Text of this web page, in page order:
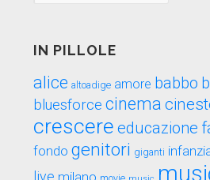
IN PILLOLE
alice altoadige amore babbo
bluesforce cinema
crescere educazione
fondo genitori giganti
live milano